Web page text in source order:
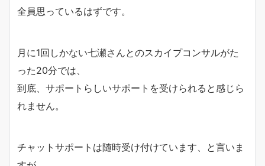
全員思っているはずです。
月に1回しかない七瀬さんとのスカイプコンサルがた
った20分では、
到底、サポートらしいサポートを受けられると感じら
れません。
チャットサポートは随時受け付けています、と言いま